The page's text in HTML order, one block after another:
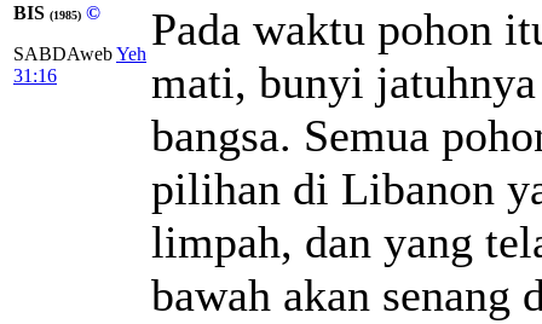
BIS (1985) ©
SABDAwebYeh
31:16
Pada waktu pohon
mati, bunyi jatuhnya
bangsa. Semua
pilihan di Libanon
limpah, dan yang
bawah akan senang